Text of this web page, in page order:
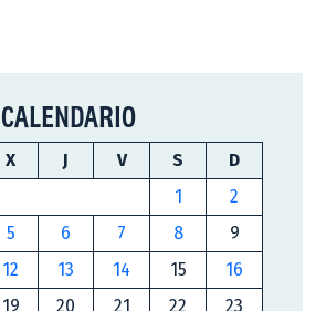
CALENDARIO
X J V S
D
1
2
5 6 7 8
9
12 13 14 15
16
19 20 21 22
23